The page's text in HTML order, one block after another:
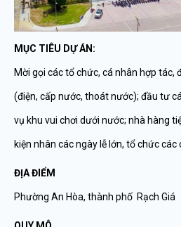
MỤC TIÊU DỰ ÁN:
Mời gọi các tổ chức, cá nhân hợp tác,
(điện, cấp nước, thoát nước); đầu tư
vụ khu vui chơi dưới nước; nhà hàng
kiện nhân các ngày lễ lớn, tổ chức các
ĐỊA ĐIỂM
Phường An Hòa, thành phố Rạch Giá